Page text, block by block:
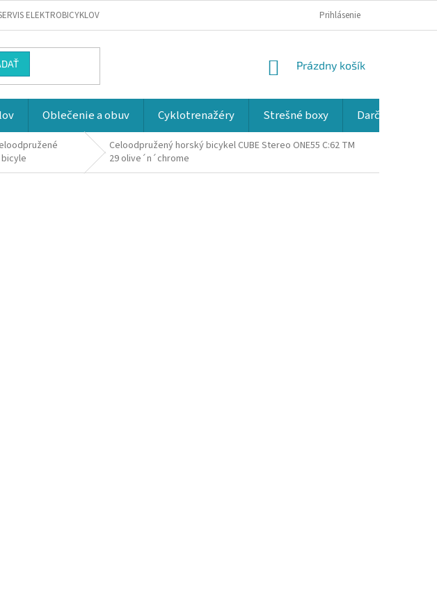
ELEKTROBICYKLOV Prihlásenie
NÁKUPNÝ
Prázdny košík
Oblečenie a obuv Cyklotrenažéry Strešné boxy Darčekové
Celoodpružený horský bicykel CUBE Stereo ONE55 C:62 TM
29 olive´n´chrome